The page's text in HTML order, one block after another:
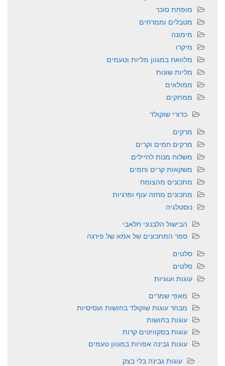
מופחת סוכר
מטבלים וממרחים
מימונה
מיקרו
מלוואח במגוון מליות וטעמים
מליות שונות
ממולאים
ממתקים
כדורי שוקולד
מרקים
מרקים חמים וקרים
משלוח מנות לחיילים
משקאות קרים וחמים
מתכונים מהצומח
מתכונים מחזה עוף ופרגיות
נוסטלגיה
הבישול הלבנוני חלאבי
ספר המתכונים של אמא של פירגה
סלטים
סלטים
עוגות ועוגיות
מאפי שמרים
מבחר עוגות שוקולד בחושות ועסיסיות
עוגות בחושות
עוגות בסקוויטים קרות
עוגות גבינה אפויות במגוון טעמים
עוגות גבינה בלי בצק